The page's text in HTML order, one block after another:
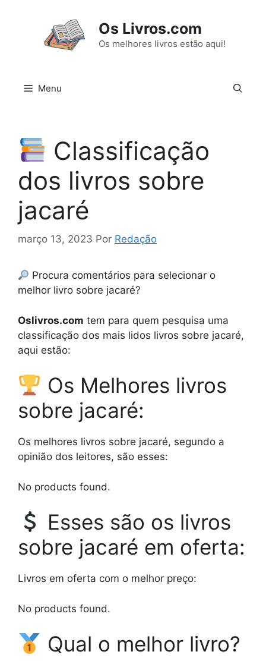
Os Livros.com
Os melhores livros estão aqui!
Menu
Classificação
dos livros sobre
jacaré
março 13, 2023 Por Redação
Procura comentários para selecionar o
melhor livro sobre jacaré?
Oslivros.com tem para quem pesquisa uma
classificação dos mais lidos livros sobre jacaré,
aqui estão:
Os Melhores livros
sobre jacaré:
Os melhores livros sobre jacaré, segundo a
opinião dos leitores, são esses:
No products found.
Esses são os livros
sobre jacaré em oferta:
Livros em oferta com o melhor preço:
No products found.
Qual o melhor livro?